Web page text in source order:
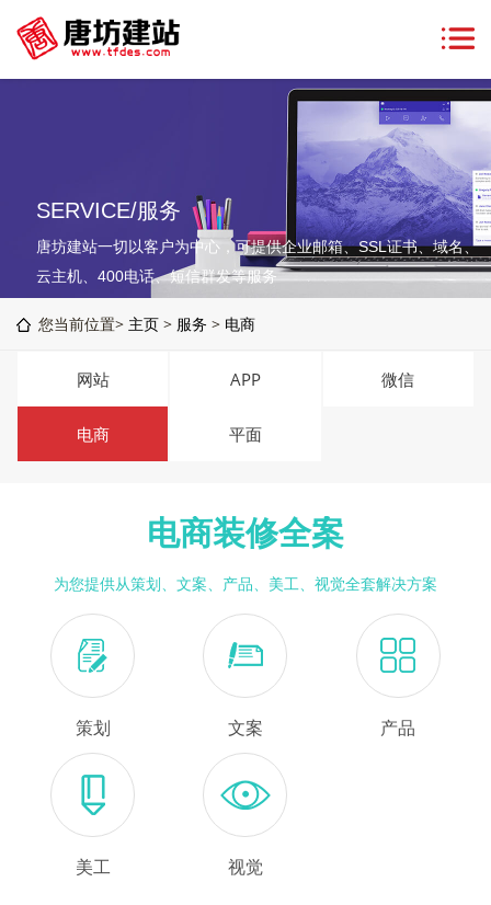
SERVICE/服务
唐坊建站一切以客户为中心，可提供企业邮箱、SSL证书、域名、
云主机、400电话、短信群发等服务
您当前位置> 主页 > 服务 > 电商
网站 APP 微信
电商 平面
电商装修全案
为您提供从策划、文案、产品、美工、视觉全套解决方案
策划 文案 产品
美工 视觉